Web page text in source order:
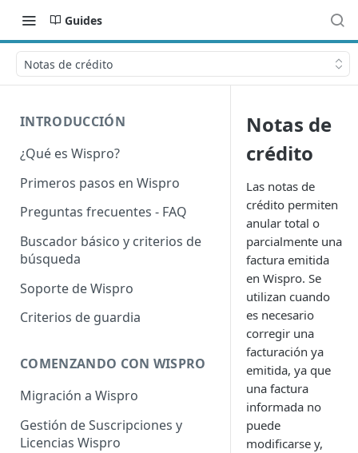
Guides
Notas de crédito
INTRODUCCIÓN
¿Qué es Wispro?
Primeros pasos en Wispro
Preguntas frecuentes - FAQ
Buscador básico y criterios de
búsqueda
Soporte de Wispro
Criterios de guardia
COMENZANDO CON WISPRO
Migración a Wispro
Gestión de Suscripciones y
Licencias Wispro
Notas de
crédito
Las notas de
crédito permiten
anular total o
parcialmente una
factura emitida
en Wispro. Se
utilizan cuando
es necesario
corregir una
facturación ya
emitida, ya que
una factura
informada no
puede
modificarse y,